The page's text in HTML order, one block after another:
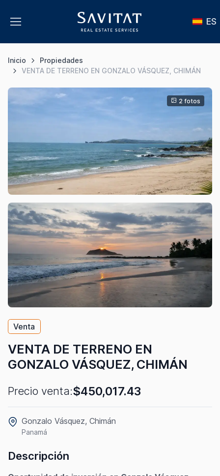
ES
Inicio
Propiedades
VENTA DE TERRENO EN GONZALO VÁSQUEZ, CHIMÁN
2 fotos
Venta
VENTA DE TERRENO EN
GONZALO VÁSQUEZ, CHIMÁN
Precio venta:$450,017.43
Gonzalo Vásquez, Chimán
Panamá
Descripción